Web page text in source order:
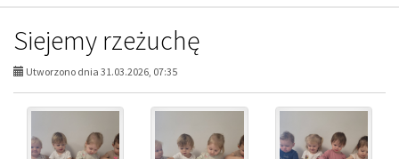
Siejemy rzeżuchę
Utworzono dnia 31.03.2026, 07:35